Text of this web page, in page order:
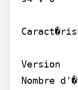
Version
Nombre